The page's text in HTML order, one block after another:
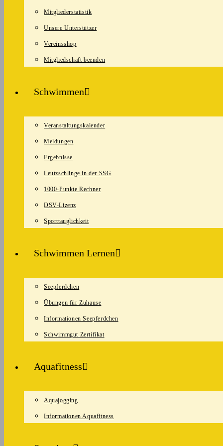
Mitgliederstatistik
Unsere Unterstützer
Vereinsshop
Mitgliedschaft beenden
Schwimmen
Veranstaltungskalender
Meldungen
Ergebnisse
Leutzschlinge in der SSG
1000-Punkte Rechner
DSV-Lizenz
Sporttauglichkeit
Schwimmen Lernen
Seepferdchen
Übungen für Zuhause
Informationen Seepferdchen
Schwimmgut Zertifikat
Aquafitness
Aquajogging
Informationen Aquafitness